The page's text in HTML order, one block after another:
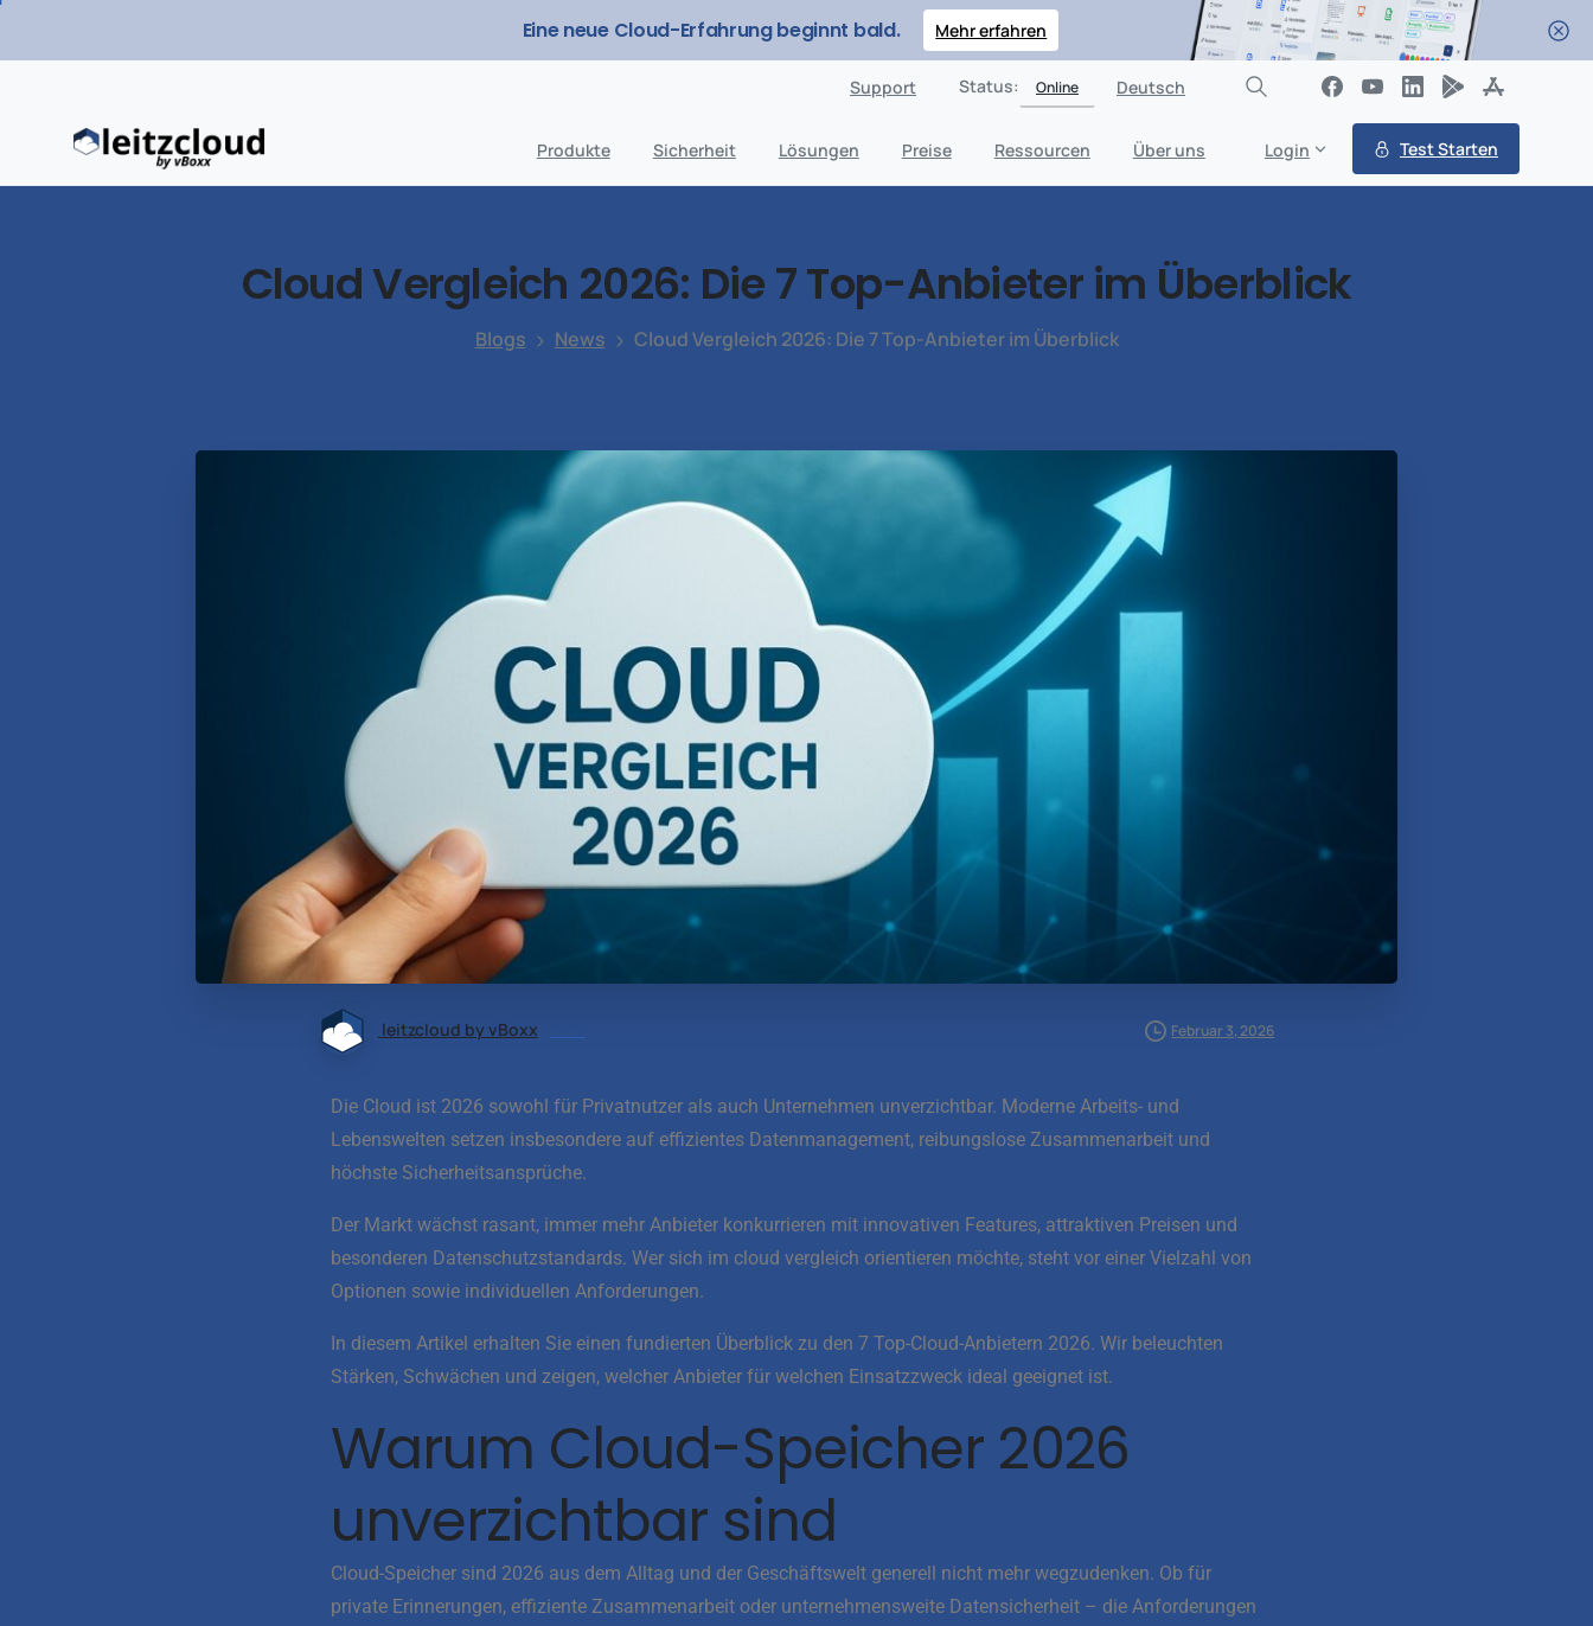
Eine neue Cloud-Erfahrung beginnt bald. Mehr erfahren
Support Status: Online Deutsch
Produkte Sicherheit Lösungen Preise Ressourcen Über uns Login Test Starten
CloudVergleich 2026: Die7Top-Anbieter im Überblick
Blogs News Cloud Vergleich 2026: Die 7 Top-Anbieter im Überblick
leitzcloud by vBoxx Februar 3, 2026
Die Cloud ist 2026 sowohl für Privatnutzer als auch Unternehmen unverzichtbar. Moderne Arbeits- und
Lebenswelten setzen insbesondere auf effizientes Datenmanagement, reibungslose Zusammenarbeit und
höchste Sicherheitsansprüche.
Der Markt wächst rasant, immer mehr Anbieter konkurrieren mit innovativen Features, attraktiven Preisen und
besonderen Datenschutzstandards. Wer sich im cloud vergleich orientieren möchte, steht vor einer Vielzahl von
Optionen sowie individuellen Anforderungen.
In diesem Artikel erhalten Sie einen fundierten Überblick zu den 7 Top-Cloud-Anbietern 2026. Wir beleuchten
Stärken, Schwächen und zeigen, welcher Anbieter für welchen Einsatzzweck ideal geeignet ist.
Warum Cloud-Speicher 2026
unverzichtbar sind
Cloud-Speicher sind 2026 aus dem Alltag und der Geschäftswelt generell nicht mehr wegzudenken. Ob für
private Erinnerungen, effiziente Zusammenarbeit oder unternehmensweite Datensicherheit – die Anforderungen